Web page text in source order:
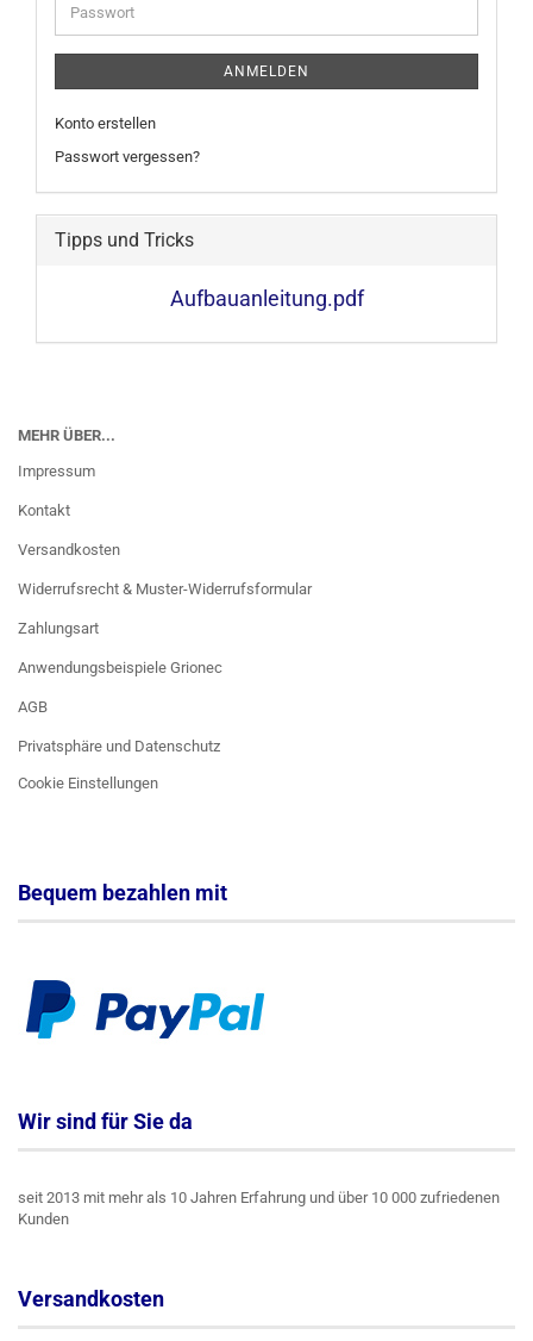
Passwort
ANMELDEN
Konto erstellen
Passwort vergessen?
Tipps und Tricks
Aufbauanleitung.pdf
MEHR ÜBER...
Impressum
Kontakt
Versandkosten
Widerrufsrecht & Muster-Widerrufsformular
Zahlungsart
Anwendungsbeispiele Grionec
AGB
Privatsphäre und Datenschutz
Cookie Einstellungen
Bequem bezahlen mit
Wir sind für Sie da
seit 2013 mit mehr als 10 Jahren Erfahrung und über 10 000 zufriedenen
Kunden
Versandkosten